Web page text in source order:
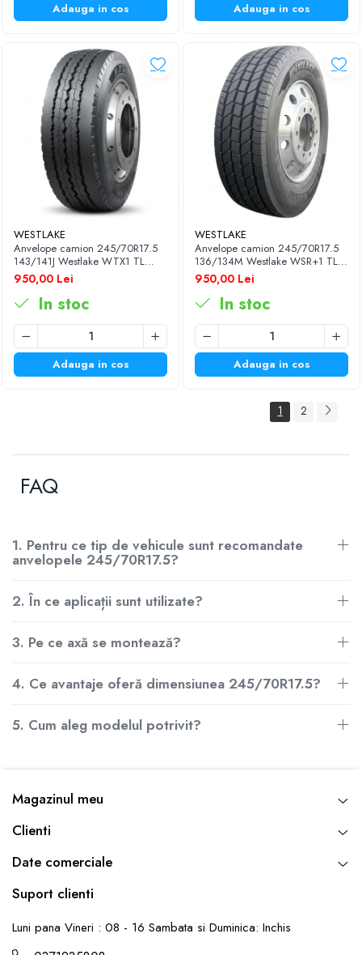
Adauga in cos Adauga in cos
WESTLAKE
Anvelope camion 245/70R17.5
143/141J Westlake WTX1 TL
M+S 3PMSF
950,00 Lei
In stoc
Adauga in cos
WESTLAKE
Anvelope camion 245/70R17.5
136/134M Westlake WSR+1 TL
M+S 3PMSF
950,00 Lei
In stoc
Adauga in cos
1 2
FAQ
1. Pentru ce tip de vehicule sunt recomandate
anvelopele 245/70R17.5?
2. În ce aplicații sunt utilizate?
3. Pe ce axă se montează?
4. Ce avantaje oferă dimensiunea 245/70R17.5?
5. Cum aleg modelul potrivit?
Magazinul meu
Clienti
Date comerciale
Suport clienti
Luni pana Vineri : 08 - 16 Sambata si Duminica: Inchis